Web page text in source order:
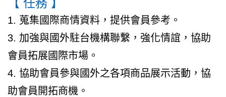
1. 蒐集國際商情資料，提供會員參考。
3. 加強與國外駐台機構聯繫，強化情誼，協助
會員拓展國際市場。
4. 協助會員參與國外之各項商品展示活動，協
助會員開拓商機。